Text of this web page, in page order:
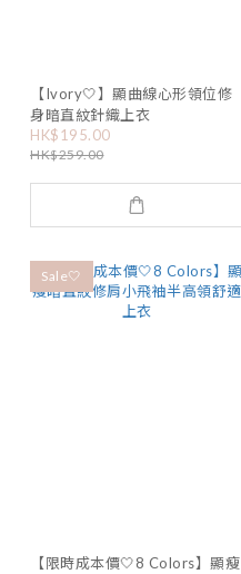
【Ivory🤍】顯曲線心形領位修
身暗直紋針織上衣
HK$195.00
HK$259.00
Sale🤍
【限時成本價🤍8 Colors】顯瘦